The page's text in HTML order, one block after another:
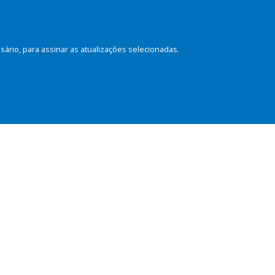
para assinar as atualizações selecionadas.